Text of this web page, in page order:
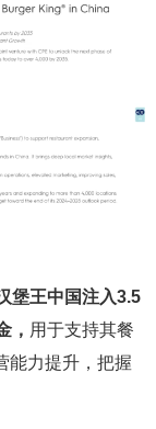
堡王中国注入3.5
， 用于支持其餐
能力提升，把握